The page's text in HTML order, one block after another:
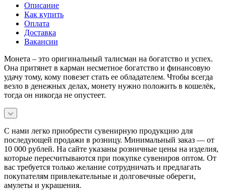
Описание
Как купить
Оплата
Доставка
Вакансии
Монета – это оригинальный талисман на богатство и успех.
Она притянет в карман несметное богатство и финансовую
удачу тому, кому повезет стать ее обладателем. Чтобы всегда
везло в денежных делах, монету нужно положить в кошелёк,
тогда он никогда не опустеет.
С нами легко приобрести сувенирную продукцию для
последующей продажи в розницу. Минимальный заказ — от
10 000 рублей. На сайте указаны розничные цены на изделия,
которые пересчитываются при покупке сувениров оптом. От
вас требуется только желание сотрудничать и предлагать
покупателям привлекательные и долговечные обереги,
амулеты и украшения.